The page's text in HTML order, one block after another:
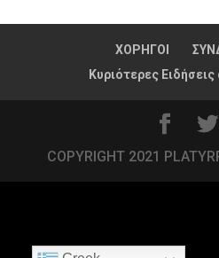
ΧΟΡΗΓΟΙ
Κυριότερες
COPYRIGHT 2021